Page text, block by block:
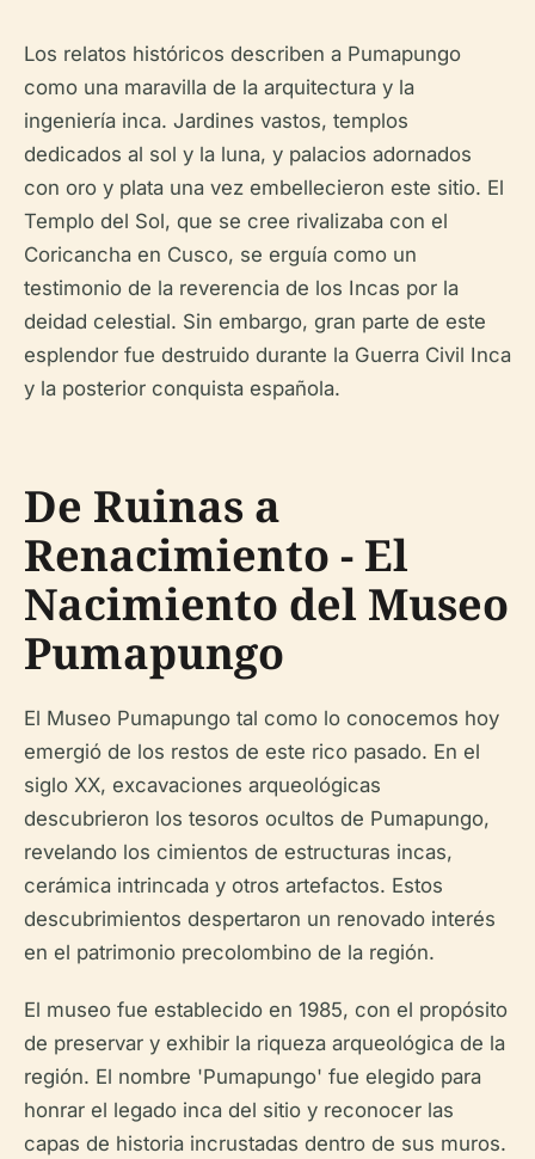
Los relatos históricos describen a Pumapungo
como una maravilla de la arquitectura y la
ingeniería inca. Jardines vastos, templos
dedicados al sol y la luna, y palacios adornados
con oro y plata una vez embellecieron este sitio. El
Templo del Sol, que se cree rivalizaba con el
Coricancha en Cusco, se erguía como un
testimonio de la reverencia de los Incas por la
deidad celestial. Sin embargo, gran parte de este
esplendor fue destruido durante la Guerra Civil Inca
y la posterior conquista española.
De Ruinas a
Renacimiento - El
Nacimiento del Museo
Pumapungo
El Museo Pumapungo tal como lo conocemos hoy
emergió de los restos de este rico pasado. En el
siglo XX, excavaciones arqueológicas
descubrieron los tesoros ocultos de Pumapungo,
revelando los cimientos de estructuras incas,
cerámica intrincada y otros artefactos. Estos
descubrimientos despertaron un renovado interés
en el patrimonio precolombino de la región.
El museo fue establecido en 1985, con el propósito
de preservar y exhibir la riqueza arqueológica de la
región. El nombre 'Pumapungo' fue elegido para
honrar el legado inca del sitio y reconocer las
capas de historia incrustadas dentro de sus muros.